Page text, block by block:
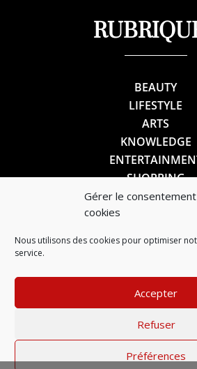
Gérer le
cookies
Nous utilisons des cookies pour optimiser
service.
Accepter
Refuser
Préférences
BEAUTY
LIFESTYLE
ARTS
KNOWLEDGE
SHOPPING
SUIVEZ-
Mentions légales–Politique de